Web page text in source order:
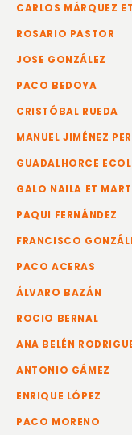
CARLOS MÁRQUEZ
ROSARIO PASTOR
JOSE GONZÁLEZ
PACO BEDOYA
CRISTÓBAL RUEDA
MANUEL JIMÉNEZ
GUADALHORCE
GALO NAILA ET
PAQUI FERNÁNDEZ
FRANCISCO
PACO ACERAS
ÁLVARO BAZÁN
ROCIO BERNAL
ANA BELÉN
ANTONIO GÁMEZ
ENRIQUE LÓPEZ
PACO MORENO